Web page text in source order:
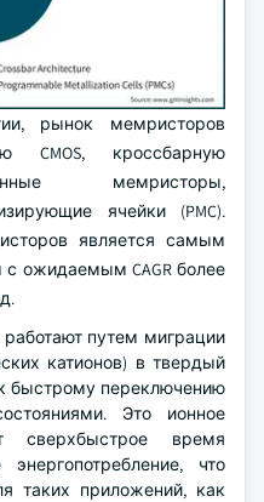
рынок мемристоров
CMOS, кроссбарную
мемристоры,
ячейки (PMC).
является самым
ожидаемым CAGR более
путем миграции
катионов) в твердый
быстрому переключению
Это ионное
сверхбыстрое время
что
таких приложений, как